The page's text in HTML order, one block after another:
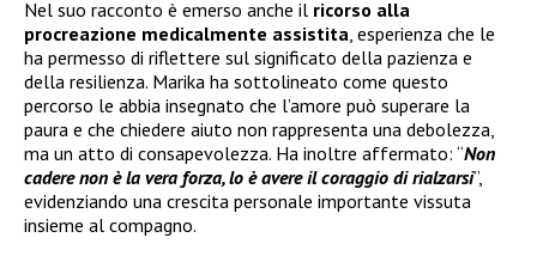
Nel suo racconto è emerso anche il ricorso alla
procreazione medicalmente assistita, esperienza che le
ha permesso di riflettere sul significato della pazienza e
della resilienza. Marika ha sottolineato come questo
percorso le abbia insegnato che l’amore può superare la
paura e che chiedere aiuto non rappresenta una debolezza,
ma un atto di consapevolezza. Ha inoltre affermato: “Non
cadere non è la vera forza, lo è avere il coraggio di rialzarsi”,
evidenziando una crescita personale importante vissuta
insieme al compagno.